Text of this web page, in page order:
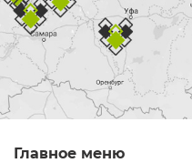
Главное меню